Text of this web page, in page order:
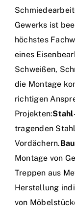
Gewerks ist
höchstes
eines
Schweißen,
die Montage
richtigen
Projekten:
tragenden
Vordächern.
Montage von
Treppen aus
Herstellung
von